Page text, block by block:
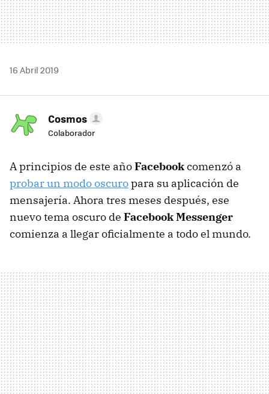
16 Abril 2019
Cosmos
Colaborador
A principios de este añoFacebookcomenzó a
probar un modo oscuropara su aplicación de
mensajería. Ahora tres meses después, ese
nuevo tema oscuro de Facebook Messenger
comienza a llegar oficialmente a todo el mundo.